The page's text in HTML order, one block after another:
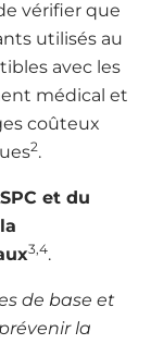
vérifier que
utilisés au
avec les
médical et
coûteux
2.
et du
3,4.
de base et
la